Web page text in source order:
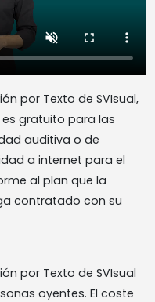
por Texto de SVIsual,
gratuito para las
auditiva o de
a internet para el
al plan que la
contratado con su
por Texto de SVIsual
oyentes. El coste